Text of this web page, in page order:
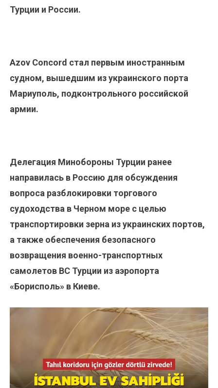
Турции и России.
Azov Concord стал первым иностранным
судном, вышедшим из украинского порта
Мариуполь, подконтрольного российской
армии.
Делегация Минобороны Турции ранее
направилась в Россию для обсуждения
вопроса разблокировки торгового
судоходства в Черном море с целью
транспортировки зерна из украинских портов,
а также обеспечения безопасного
возвращения военно-транспортных
самолетов ВС Турции из аэропорта
«Борисполь» в Киеве.